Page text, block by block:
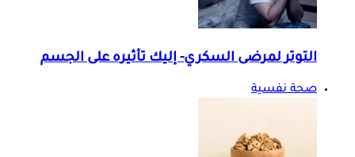
التوتر لمرضى السكري- إليك تأثيره على الجسم
صحة نفسية